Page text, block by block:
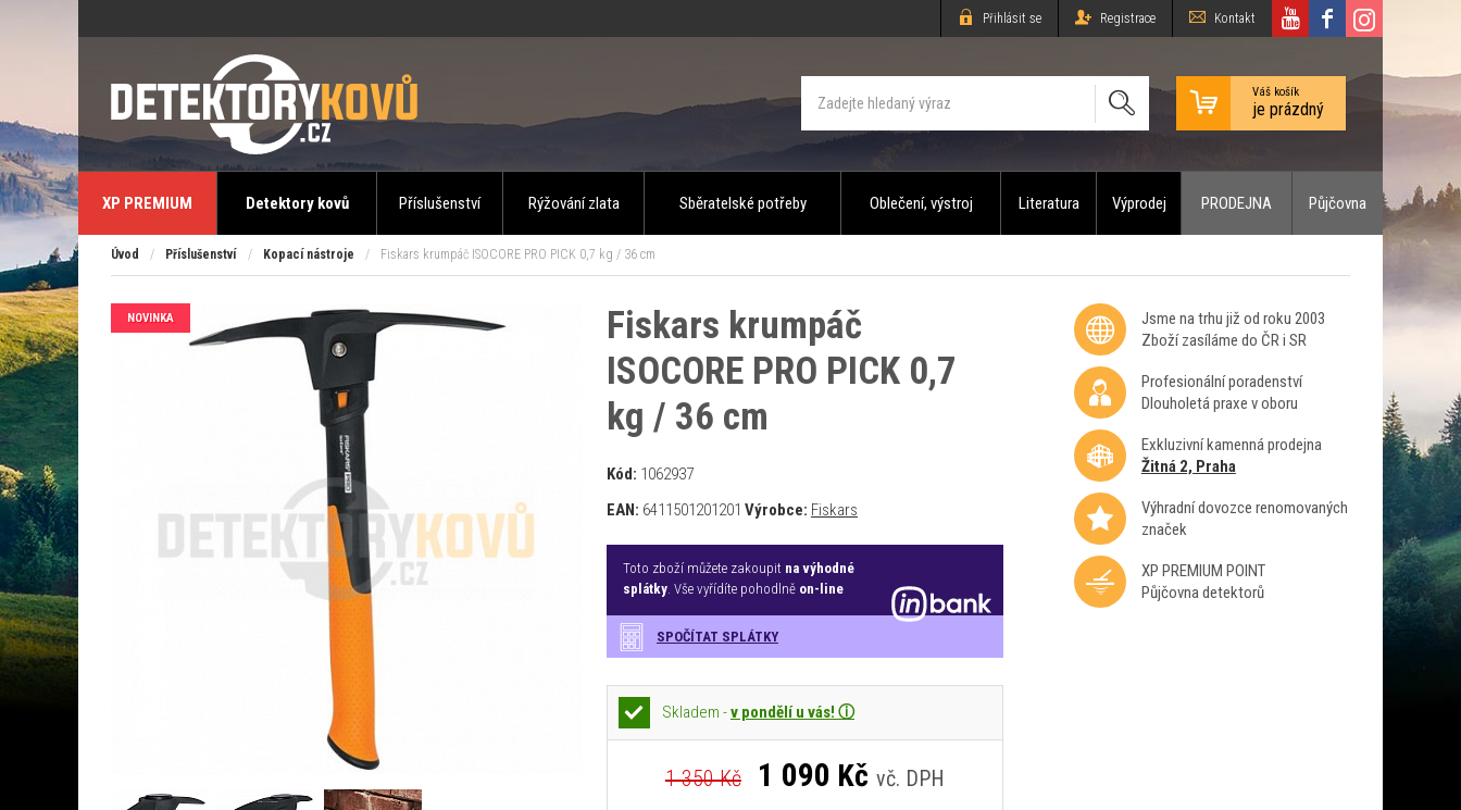
Přihlásit se Registrace Kontakt
Váš košík
je prázdný
XP PREMIUM Detektory kovů Příslušenství Rýžování zlata Sběratelské potřeby Oblečení, výstroj Literatura Výprodej PRODEJNA Půjčovna
Úvod / Příslušenství / Kopací nástroje / Fiskars krumpáč ISOCORE PRO PICK 0,7 kg / 36 cm
NOVINKA
Fiskars krumpáč
ISOCORE PRO PICK 0,7
kg / 36 cm
Kód: 1062937
EAN: 6411501201201 Výrobce: Fiskars
Toto zboží můžete zakoupit na výhodné
splátky. Vše vyřídíte pohodlně on-line
SPOČÍTAT SPLÁTKY
Skladem -v pondělí u vás! ⓘ
1 350 Kč 1 090 Kč vč. DPH
Jsme na trhu již od roku 2003
Zboží zasíláme do ČR i SR
Profesionální poradenství
Dlouholetá praxe v oboru
Exkluzivní kamenná prodejna
Žitná 2, Praha
Výhradní dovozce renomovaných
značek
XP PREMIUM POINT
Půjčovna detektorů